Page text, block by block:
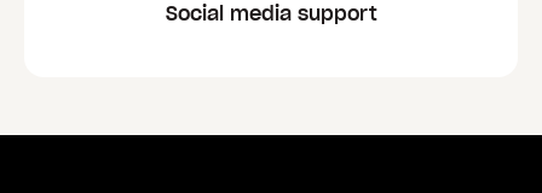
Social media support